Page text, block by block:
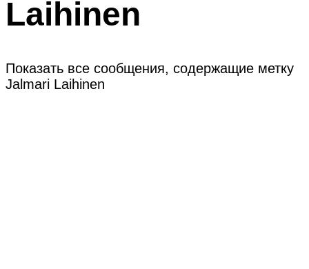
Laihinen
Показать все сообщения, содержащие метку
Jalmari Laihinen